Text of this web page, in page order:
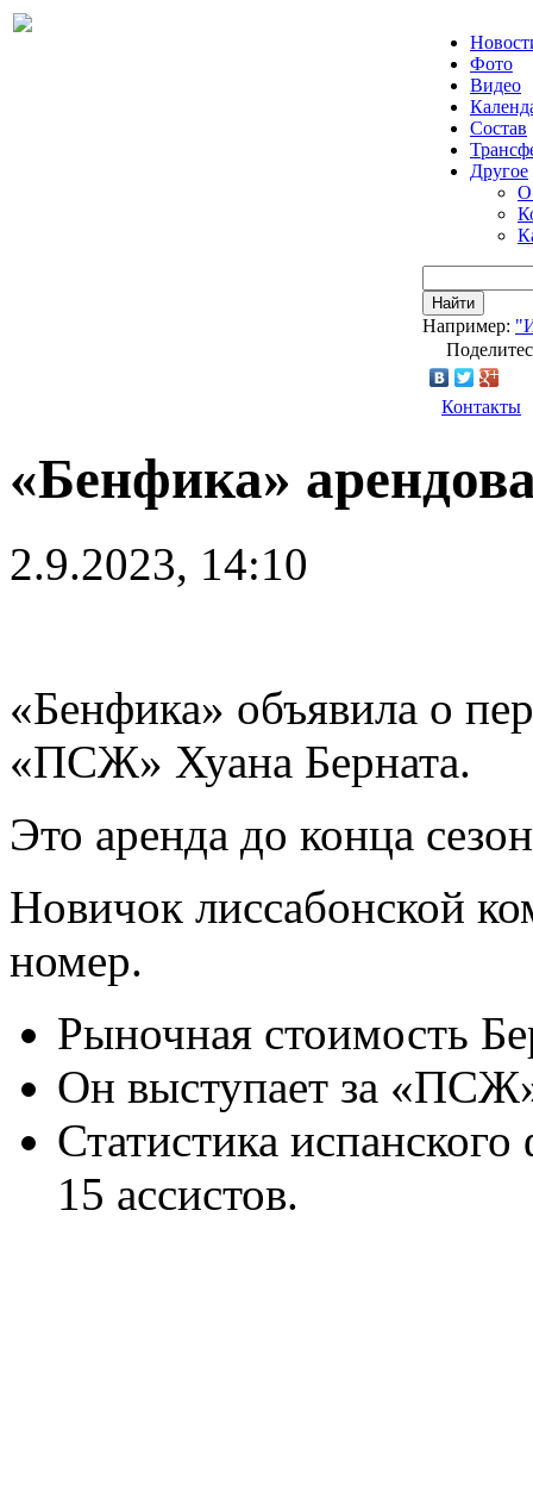
Фото
Видео
Состав
Другое
О
Найти
Например:
Контакты
«Бенфика»
2.9.2023, 14:10
«Бенфика» объявила о
«ПСЖ» Хуана Берната.
Это аренда до конца
Новичок лиссабонской
номер.
Рыночная стоимость
Он выступает за
Статистика
15 ассистов.